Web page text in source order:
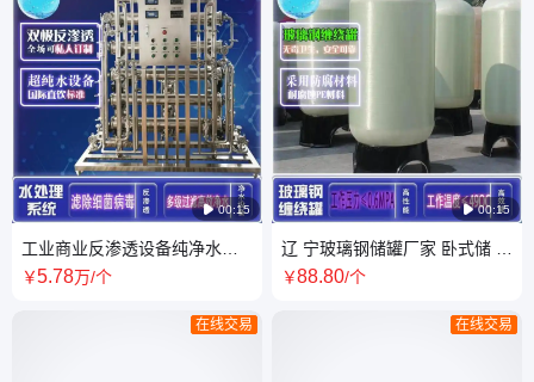
 00:15
工业商业反渗透设备纯净水不
锈钢双反0.5T水处理单双级反
￥5.78万/个
在线交易
 00:15
辽 宁玻璃钢储罐厂家 卧式储 罐
生产厂家 玻璃钢罐找古泉源
￥88.80/个
在线交易